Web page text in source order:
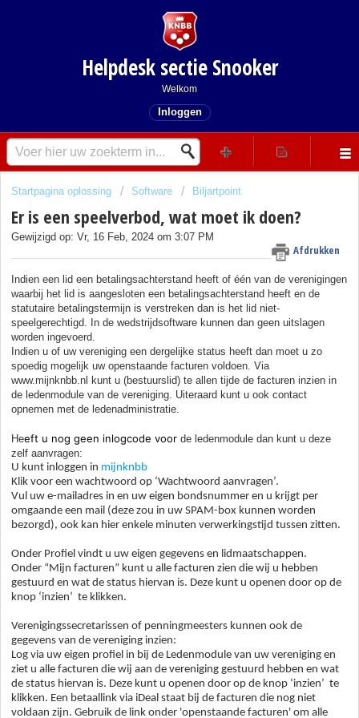
Helpdesk sectie Snooker
Welkom
Inloggen
Startpagina oplossing Software Biljartpoint
Er is een speelverbod, wat moet ik doen?
Afdrukken
Gewijzigd op: Vr, 16 Feb, 2024 om 3:07 PM
Indien een lid een betalingsachterstand heeft of één van de verenigingen
waarbij het lid is aangesloten een betalingsachterstand heeft en de
statutaire betalingstermijn is verstreken dan is het lid niet-
speelgerechtigd. In de wedstrijdsoftware kunnen dan geen uitslagen
worden ingevoerd.
Indien u of uw vereniging een dergelijke status heeft dan moet u zo
spoedig mogelijk uw openstaande facturen voldoen. Via
www.mijnknbb.nl kunt u (bestuurslid) te allen tijde de facturen inzien in
de ledenmodule van de vereniging. Uiteraard kunt u ook contact
opnemen met de ledenadministratie.
Heeft u nog geen inlogcode voor de ledenmodule dan kunt u deze
zelf aanvragen:
U kunt inloggen in mijnknbb
Klik voor een wachtwoord op ‘Wachtwoord aanvragen’.
Vul uw e-mailadres in en uw eigen bondsnummer en u krijgt per
omgaande een mail (deze zou in uw SPAM-box kunnen worden
bezorgd), ook kan hier enkele minuten verwerkingstijd tussen zitten.
Onder Profiel vindt u uw eigen gegevens en lidmaatschappen.
Onder “Mijn facturen” kunt u alle facturen zien die wij u hebben
gestuurd en wat de status hiervan is. Deze kunt u openen door op de
knop ‘inzien’ te klikken.
Verenigingssecretarissen of penningmeesters kunnen ook de
gegevens van de vereniging inzien:
Log via uw eigen profiel in bij de Ledenmodule van uw vereniging en
ziet u alle facturen die wij aan de vereniging gestuurd hebben en wat
de status hiervan is. Deze kunt u openen door op de knop ‘inzien’ te
klikken. Een betaallink via iDeal staat bij de facturen die nog niet
voldaan zijn. Gebruik de link onder 'openstaande facturen' om alle